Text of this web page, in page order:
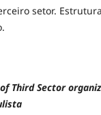
setor.
Third Sector